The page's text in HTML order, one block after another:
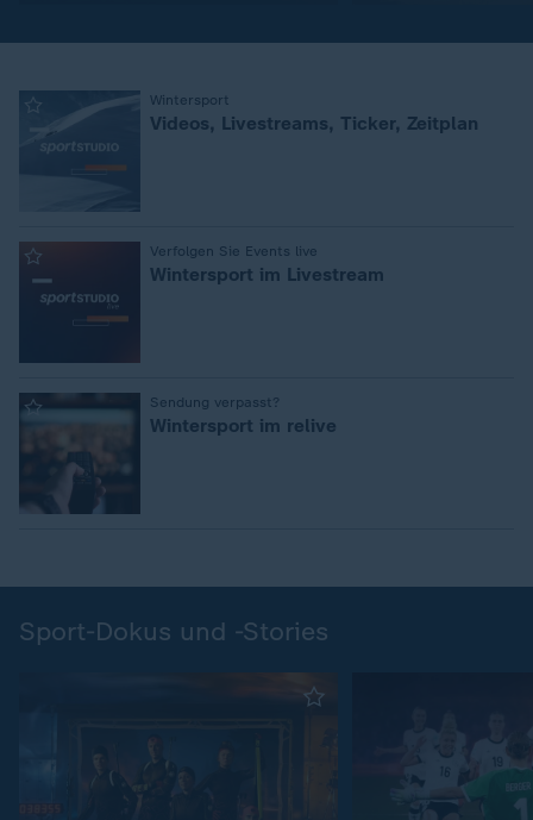
Wintersport
: Videos, Livestreams, Ticker, Zeitplan
Verfolgen Sie Events live
: Wintersport im Livestream
Sendung verpasst?
: Wintersport im relive
Sport-Dokus und -Stories